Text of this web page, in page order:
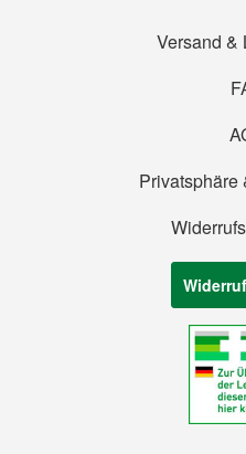
Versand &
Privatsphäre